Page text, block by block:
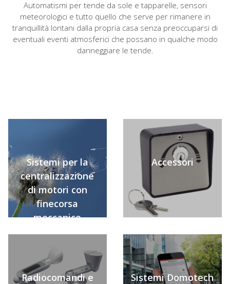
Automatismi per tende da sole e tapparelle, sensori
meteorologici e tutto quello che serve per rimanere in
tranquillità lontani dalla propria casa senza preoccuparsi di
eventuali eventi atmosferici che possano in qualche modo
danneggiare le tende.
Sistemi per la
centralizzazione
di motori con
finecorsa
meccanico
Accessori
Radiocomandi e
Sistemi Domotech